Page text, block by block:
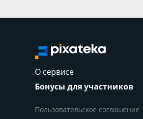
О сервисе
Бонусы для участников
Пользовательское соглашение